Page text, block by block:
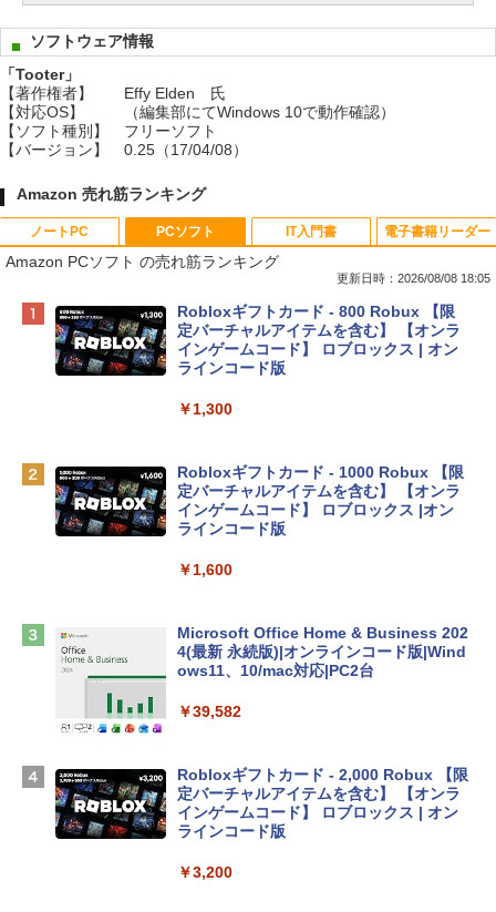
ソフトウェア情報
「Tooter」
【著作権者】
Effy Elden 氏
【対応OS】
（編集部にてWindows 10で動作確認）
【ソフト種別】
フリーソフト
【バージョン】
0.25（17/04/08）
Amazon 売れ筋ランキング
ノートPC
Apple 2026 MacBook Neo A18 Proチッ
プ搭載13インチノートブック：AIとAppl
e Intelligenceのために設計、Liquid Ret
inaディスプレイ、8GBユニファイドメモ
eTime HDカメラ、Touch ID - シルバー
tomtoc 360°保護 15.6 16インチ パソコ
ンケース Dell NEC Lavie ASUS HP dyna
Apple 2026 MacBook Air M5チップ搭載
13インチノートブック：AIとApple Intell
スプレイ、16GBユニファイドメモリ、1
D - ミッドナイト
￥278,800
【Amazon.co.jp限定】 HP ノートパソコ
PCソフト
Amazon PCソフト の売れ筋ランキング
更新日時：2026/08/08 18:05
Robloxギフトカード - 800 Robux 【限
定バーチャルアイテムを含む】 【オンラ
インゲームコード】 ロブロックス | オン
ラインコード版
￥1,300
Robloxギフトカード - 1000 Robux 【限
定バーチャルアイテムを含む】 【オンラ
インゲームコード】 ロブロックス |オン
ラインコード版
￥1,600
Microsoft Office Home & Business 202
4(最新 永続版)|オンラインコード版|Wind
ows11、10/mac対応|PC2台
￥39,582
Robloxギフトカード - 2,000 Robux 【限
定バーチャルアイテムを含む】 【オンラ
インゲームコード】 ロブロックス | オン
ラインコード版
￥3,200
IT入門書 電子書籍リーダー